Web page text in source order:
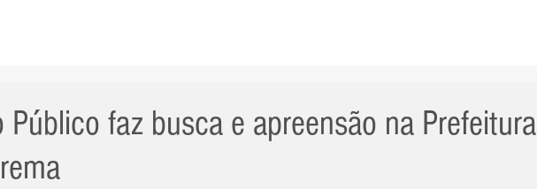
Público faz busca e apreensão na Prefeitura